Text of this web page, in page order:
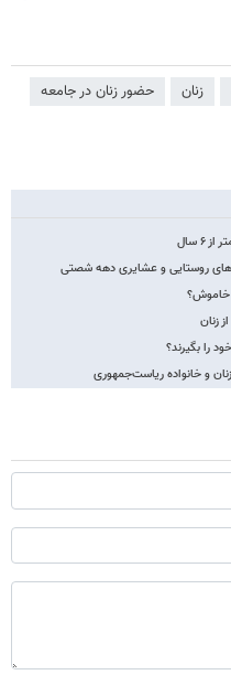
زنان
حضور زنان در جامعه
سال
خاموش؟
زنان
را بگیرند؟
و خانواده ریاست‌جمهوری